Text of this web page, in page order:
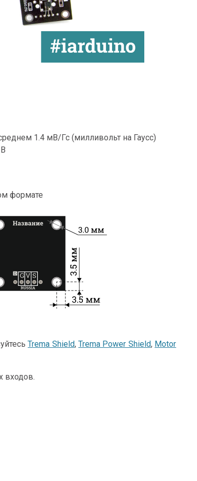
1.4 мВ/Гс (милливольт на Гаусс)
формате
Trema Shield,Trema Power Shield, Motor
входов.